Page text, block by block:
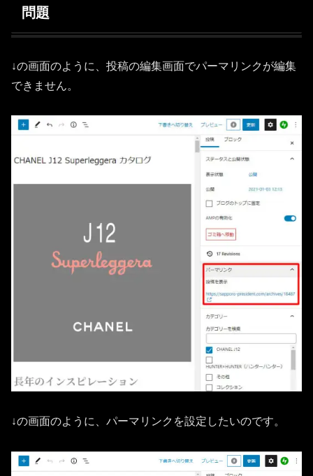
問題
↓の画面のように、投稿の編集画面でパーマリンクが編集
できません。
↓の画面のように、パーマリンクを設定したいのです。